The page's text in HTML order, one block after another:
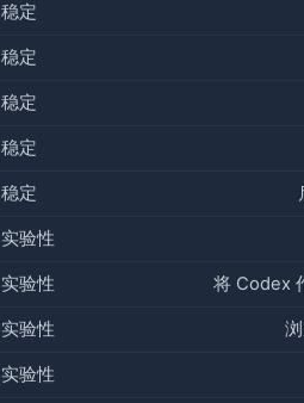
稳定
稳定
稳定
稳定
稳定
实验性
实验性 将 Codex
实验性
实验性